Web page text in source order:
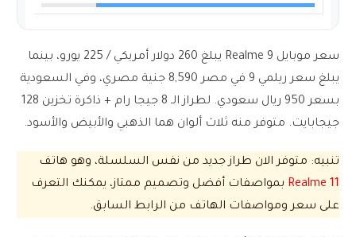
سعر موبايل Realme 9 يبلغ 260 دولار أمريكي / 225 يورو، بينما
يبلغ سعر ريلمي 9 في مصر 8,590 جنية مصري، وفي السعودية
بسعر 950 ريال سعودي. لطراز الـ 8 جيجا رام + ذاكرة تخزين 128
جيجابايت. متوفر منه ثلاث ألوان هما الذهبي والأبيض والأسود.
تنبيه: متوفر الان طراز جديد من نفس السلسلة، وهو هاتف
Realme 11 بمواصفات أفضل وتصميم ممتاز، يمكنك التعرف
على سعر ومواصفات الهاتف من الرابط السابق.